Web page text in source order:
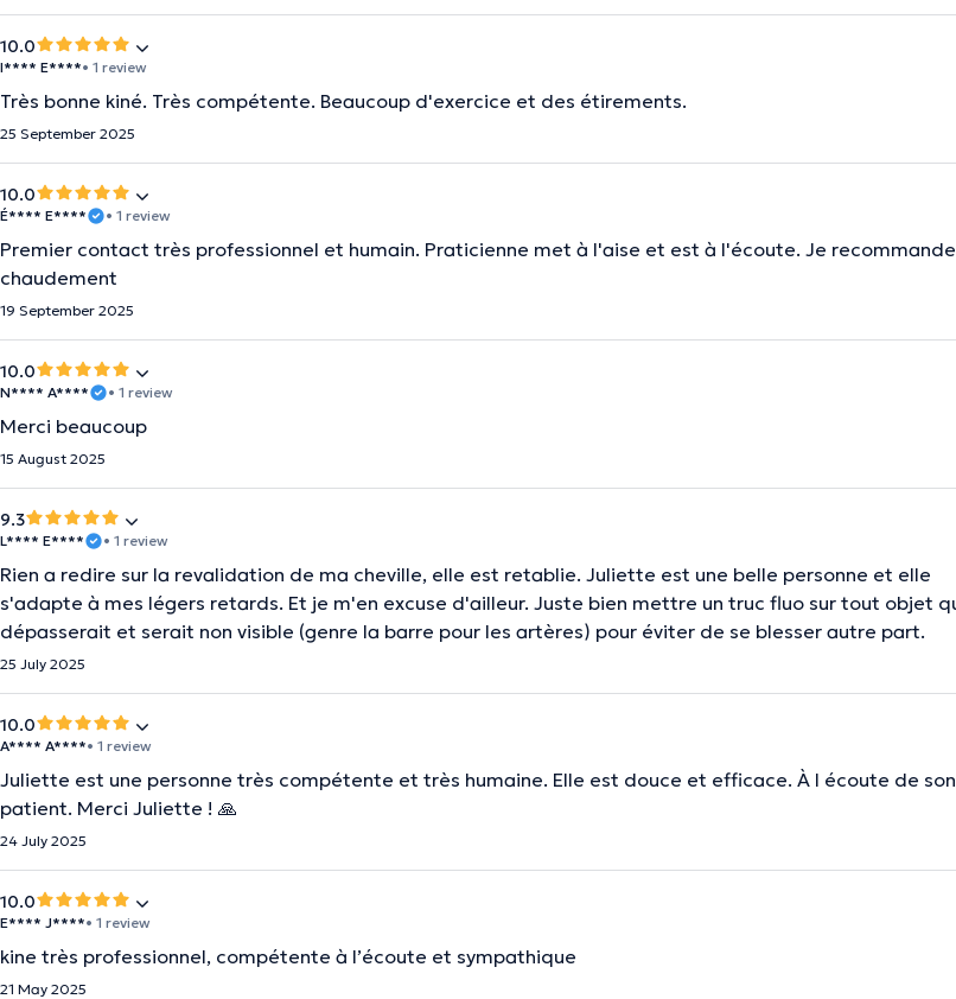
10.0
I**** E****• 1 review
Très bonne kiné. Très compétente. Beaucoup d'exercice et des étirements.
25 September 2025
10.0
É**** E**** • 1 review
Premier contact très professionnel et humain. Praticienne met à l'aise et est à l'écoute. Je recommande
chaudement
19 September 2025
10.0
N**** A**** • 1 review
Merci beaucoup
15 August 2025
9.3
L**** E**** • 1 review
Rien a redire sur la revalidation de ma cheville, elle est retablie. Juliette est une belle personne et elle
s'adapte à mes légers retards. Et je m'en excuse d'ailleur. Juste bien mettre un truc fluo sur tout objet
dépasserait et serait non visible (genre la barre pour les artères) pour éviter de se blesser autre part.
25 July 2025
10.0
A**** A****• 1 review
Juliette est une personne très compétente et très humaine. Elle est douce et efficace. À l écoute de son
patient. Merci Juliette ! 🙏
24 July 2025
10.0
E**** J****• 1 review
kine très professionnel, compétente à l’écoute et sympathique
21 May 2025